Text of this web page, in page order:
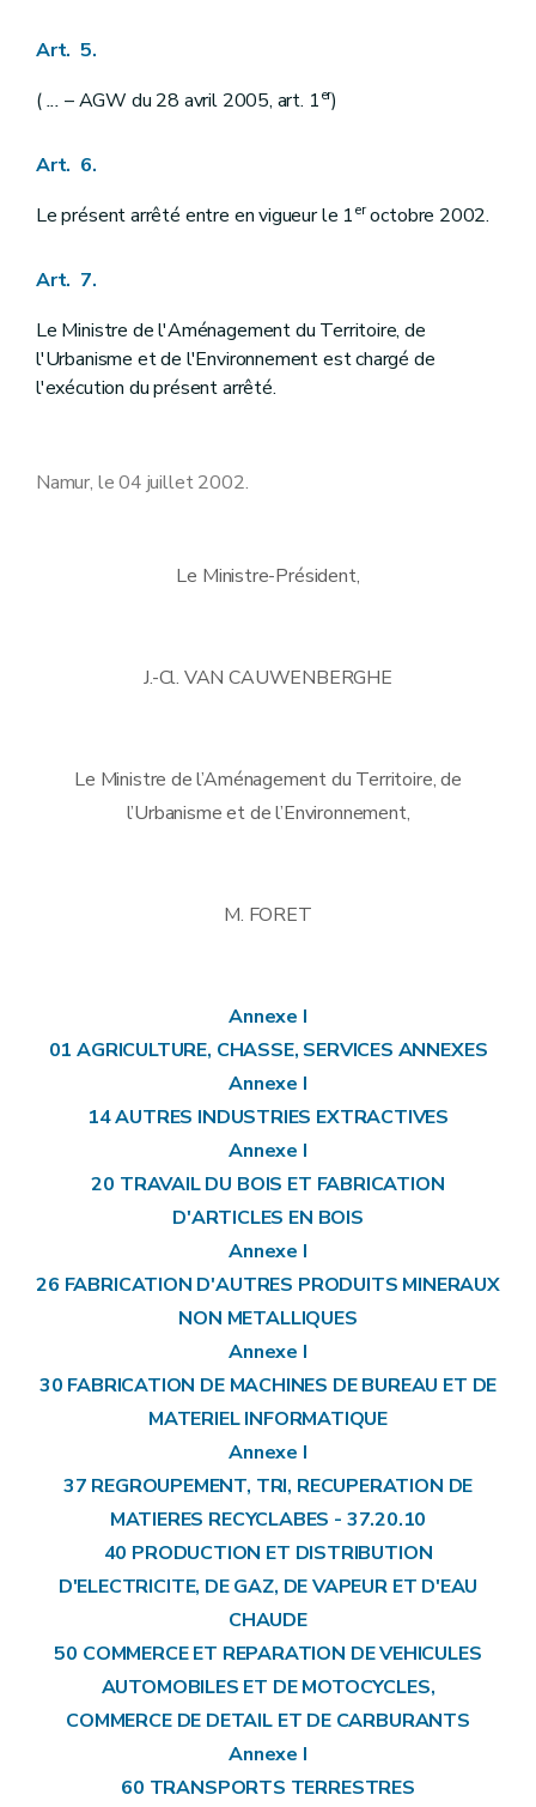
Art. 5.
(... – AGW du 28 avril 2005, art. 1er)
Art. 6.
Le présent arrêté entre en vigueur le 1eroctobre 2002.
Art. 7.
Le Ministre de l'Aménagement du Territoire, de
l'Urbanisme et de l'Environnement est chargé de
l'exécution du présent arrêté.
Namur, le 04 juillet 2002.
Le Ministre-Président,
J.-Cl. VAN CAUWENBERGHE
Le Ministre de l’Aménagement du Territoire, de
l’Urbanisme et de l’Environnement,
M. FORET
Annexe I
01 AGRICULTURE, CHASSE, SERVICES ANNEXES
Annexe I
14 AUTRES INDUSTRIES EXTRACTIVES
Annexe I
20 TRAVAIL DU BOIS ET FABRICATION
D'ARTICLES EN BOIS
Annexe I
26 FABRICATION D'AUTRES PRODUITS MINERAUX
NON METALLIQUES
Annexe I
30 FABRICATION DE MACHINES DE BUREAU ET DE
MATERIEL INFORMATIQUE
Annexe I
37 REGROUPEMENT, TRI, RECUPERATION DE
MATIERES RECYCLABES - 37.20.10
40 PRODUCTION ET DISTRIBUTION
D'ELECTRICITE, DE GAZ, DE VAPEUR ET D'EAU
CHAUDE
50 COMMERCE ET REPARATION DE VEHICULES
AUTOMOBILES ET DE MOTOCYCLES,
COMMERCE DE DETAIL ET DE CARBURANTS
Annexe I
60 TRANSPORTS TERRESTRES